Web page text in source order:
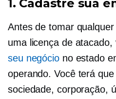
1. Cadastre sua
Antes de tomar
uma licença de atacado,
seu negóciono estado
operando. Você terá
sociedade, corporação,